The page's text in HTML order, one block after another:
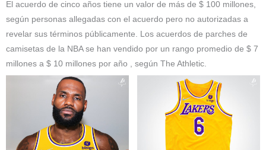
El acuerdo de cinco años tiene un valor de más de $ 100 millones,
según personas allegadas con el acuerdo pero no autorizadas a
revelar sus términos públicamente. Los acuerdos de parches de
camisetas de la NBA se han vendido por un rango promedio de $ 7
millones a $ 10 millones por año , según The Athletic.